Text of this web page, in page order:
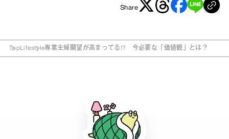
Share
TopLifestyle専業主婦願望が高まってる!? 今必要な「価値観」とは？